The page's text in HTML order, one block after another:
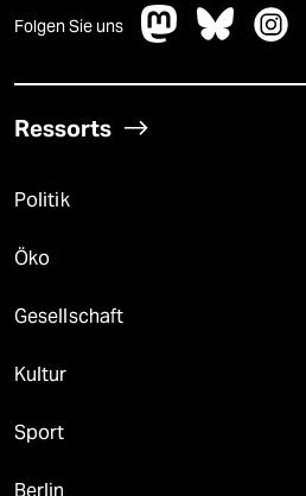
Folgen Sie uns
Ressorts
Politik
Öko
Gesellschaft
Kultur
Sport
Berlin